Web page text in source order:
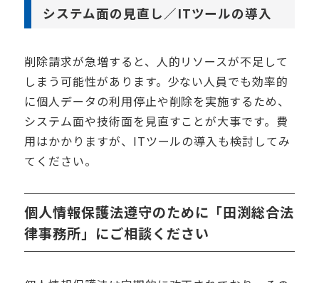
システム面の見直し／ITツールの導入
削除請求が急増すると、人的リソースが不足して
しまう可能性があります。少ない人員でも効率的
に個人データの利用停止や削除を実施するため、
システム面や技術面を見直すことが大事です。費
用はかかりますが、 ITツールの導入も検討してみ
てください。
個人情報保護法遵守のために「田渕総合法
律事務所」にご相談ください